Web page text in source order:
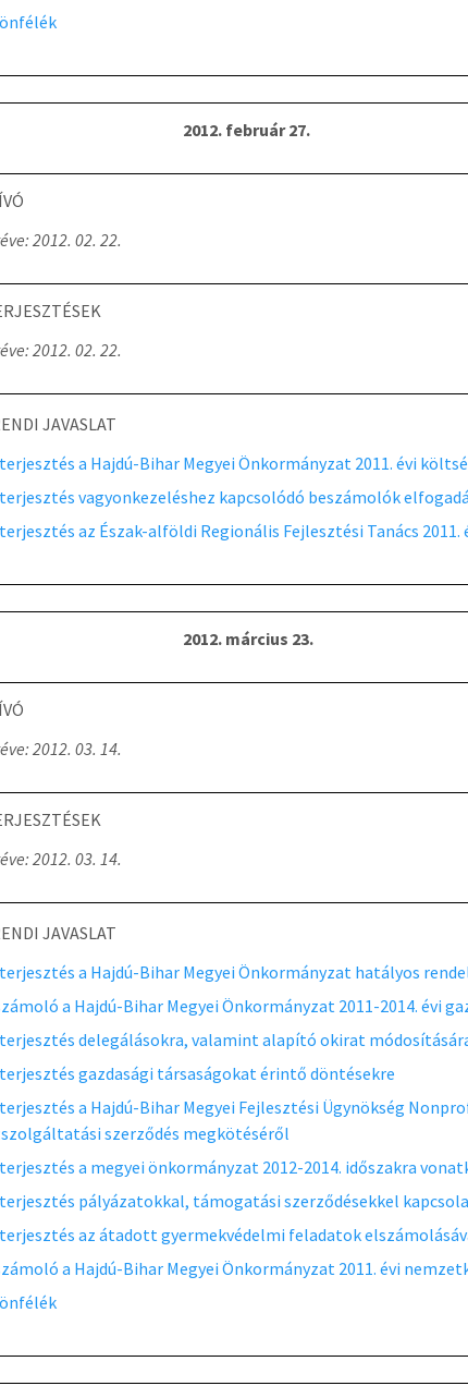
2012. február 27.
2012. 02. 22.
2012. 02. 22.
JAVASLAT
a Hajdú-Bihar Megyei Önkormányzat 2011. évi
vagyonkezeléshez kapcsolódó beszámolók
az Észak-alföldi Regionális Fejlesztési Tanács
2012. március 23.
2012. 03. 14.
2012. 03. 14.
JAVASLAT
a Hajdú-Bihar Megyei Önkormányzat hatályos
a Hajdú-Bihar Megyei Önkormányzat 2011-2014. évi
delegálásokra, valamint alapító okirat
gazdasági társaságokat érintő döntésekre
a Hajdú-Bihar Megyei Fejlesztési Ügynökség
szerződés megkötéséről
a megyei önkormányzat 2012-2014. időszakra
pályázatokkal, támogatási szerződésekkel
az átadott gyermekvédelmi feladatok
a Hajdú-Bihar Megyei Önkormányzat 2011. évi